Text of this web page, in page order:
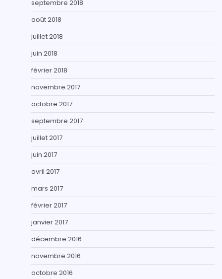
septembre 2018
août 2018
juillet 2018
juin 2018
février 2018
novembre 2017
octobre 2017
septembre 2017
juillet 2017
juin 2017
avril 2017
mars 2017
février 2017
janvier 2017
décembre 2016
novembre 2016
octobre 2016